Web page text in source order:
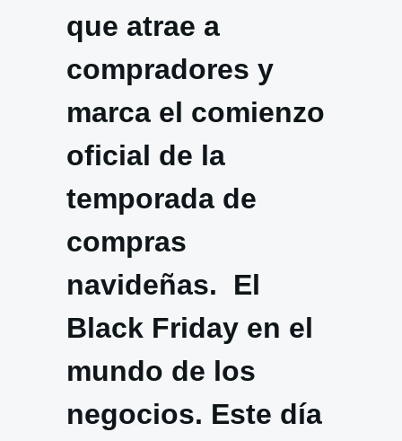
que atrae a
compradores y
marca el comienzo
oficial de la
temporada de
compras
navideñas. El
Black Friday en el
mundo de los
negocios. Este día